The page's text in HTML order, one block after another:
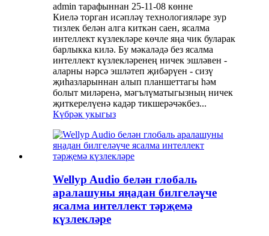
admin тарафыннан 25-11-08 көнне
Киелә торган исәпләү технологияләре зур
тизлек белән алга киткән саен, ясалма
интеллект күзлекләре көчле яңа чик буларак
барлыкка килә. Бу мәкаләдә без ясалма
интеллект күзлекләренең ничек эшләвен -
аларны нәрсә эшләтеп җибәрүен - сизү
җиһазларыннан алып планшеттагы һәм
болыт миләренә, мәгълүматыгызның ничек
җиткерелүенә кадәр тикшерәчәкбез...
Күбрәк укыгыз
Wellyp Audio белән глобаль
аралашуны яңадан билгеләүче
ясалма интеллект тәрҗемә
күзлекләре